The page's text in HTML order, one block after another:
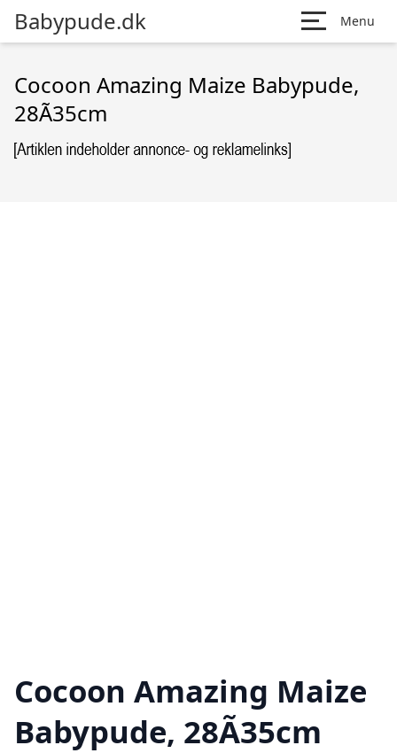
Babypude.dk Menu
Cocoon Amazing Maize Babypude,
28Ã35cm
Cocoon Amazing Maize
Babypude, 28Ã35cm